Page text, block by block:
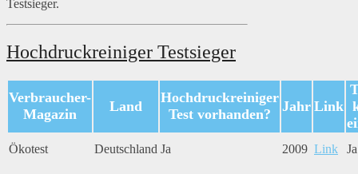
Testsieger.
Hochdruckreiniger Testsieger
Verbraucher-
Magazin
Land
Hochdruckreiniger
Test vorhanden?
Jahr Link
Ökotest Deutschland Ja 2009 Link Ja